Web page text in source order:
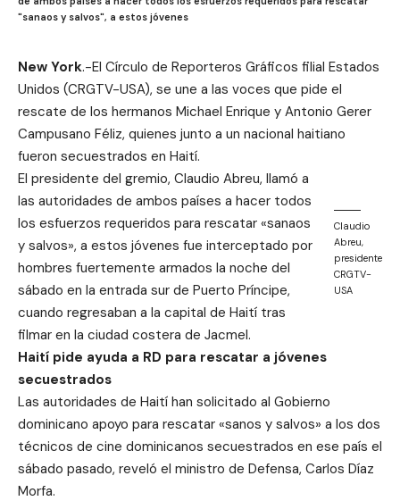
"sanaos y salvos", a estos jóvenes
New York.-El Círculo de Reporteros Gráficos filial Estados
Unidos (CRGTV-USA), se une a las voces que pide el
rescate de los hermanos Michael Enrique y Antonio Gerer
Campusano Féliz, quienes junto a un nacional haitiano
fueron secuestrados en Haití.
Claudio
Abreu,
presidente
CRGTV-
USA
El presidente del gremio, Claudio Abreu, llamó a
las autoridades de ambos países a hacer todos
los esfuerzos requeridos para rescatar «sanaos
y salvos», a estos jóvenes fue interceptado por
hombres fuertemente armados la noche del
sábado en la entrada sur de Puerto Príncipe,
cuando regresaban a la capital de Haití tras
filmar en la ciudad costera de Jacmel.
Haití pide ayuda a RD para rescatar a jóvenes
secuestrados
Las autoridades de Haití han solicitado al Gobierno
dominicano apoyo para rescatar «sanos y salvos» a los dos
técnicos de cine dominicanos secuestrados en ese país el
sábado pasado, reveló el ministro de Defensa, Carlos Díaz
Morfa.